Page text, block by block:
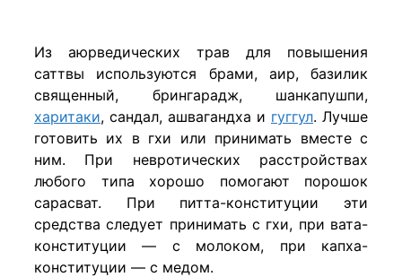
Из аюрведических трав для повышения
саттвы используются брами, аир, базилик
священный, брингарадж, шанкапушпи,
харитаки, сандал, ашвагандха и гуггул. Лучше
готовить их в гхи или принимать вместе с
ним. При невротических расстройствах
любого типа хорошо помогают порошок
сарасват. При питта-конституции эти
средства следует принимать с гхи, при вата-
конституции — с молоком, при капха-
конституции — с медом.